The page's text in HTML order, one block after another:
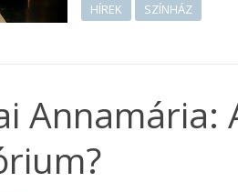
HÍREK SZÍNHÁZ
Annamária: